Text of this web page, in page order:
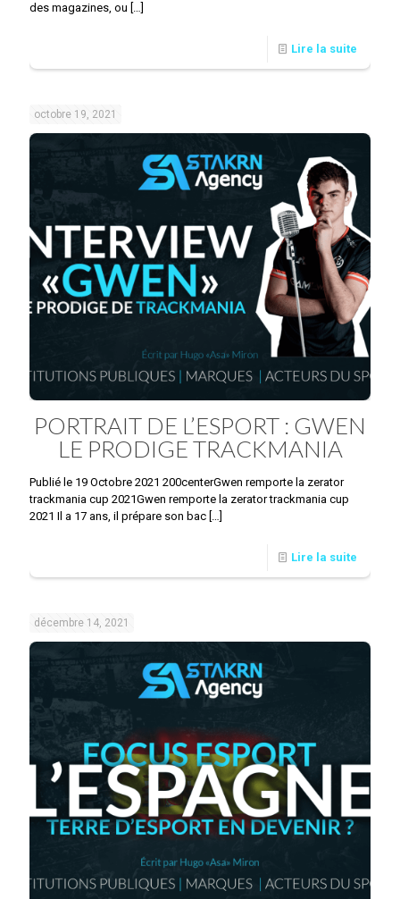
des magazines, ou […]
Lire la suite
octobre 19, 2021
PORTRAIT DE L’ESPORT : GWEN
LE PRODIGE TRACKMANIA
Publié le 19 Octobre 2021 200centerGwen remporte la zerator
trackmania cup 2021Gwen remporte la zerator trackmania cup
2021 Il a 17 ans, il prépare son bac
Lire la suite
décembre 14, 2021